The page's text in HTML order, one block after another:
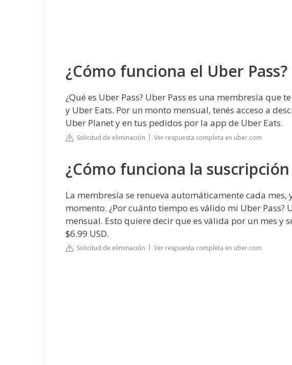
¿Cómo funciona el Uber Pass?
¿Qué es Uber Pass? Uber Pass es una membresía que
y Uber Eats. Por un monto mensual, tenés acceso a
Uber Planet y en tus pedidos por la app de Uber Eats.
Solicitud de eliminación Ver respuesta completa en uber.com
¿Cómo funciona la
La membresía se renueva automáticamente cada
momento. ¿Por cuánto tiempo es válido mi Uber Pass?
mensual. Esto quiere decir que es válida por un mes y
$6.99 USD.
Solicitud de eliminación Ver respuesta completa en uber.com